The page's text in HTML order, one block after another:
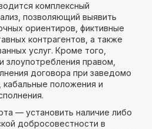
комплексный
позволяющий выявить
ориентиров, фиктивные
контрагентов, а также
услуг. Кроме того,
злоупотребления правом,
договора при заведомо
положения и
— установить наличие либо
добросовестности в